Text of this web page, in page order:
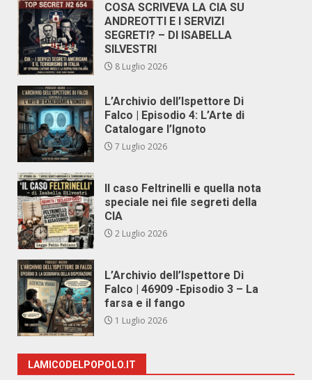
COSA SCRIVEVA LA CIA SU
ANDREOTTI E I SERVIZI
SEGRETI? – DI ISABELLA
SILVESTRI
8 Luglio 2026
L’Archivio dell’Ispettore Di
Falco | Episodio 4: L’Arte di
Catalogare l’Ignoto
7 Luglio 2026
Il caso Feltrinelli e quella nota
speciale nei file segreti della
CIA
2 Luglio 2026
L’Archivio dell’Ispettore Di
Falco | 46909 -Episodio 3 – La
farsa e il fango
1 Luglio 2026
LAMICODELPOPOLO.IT